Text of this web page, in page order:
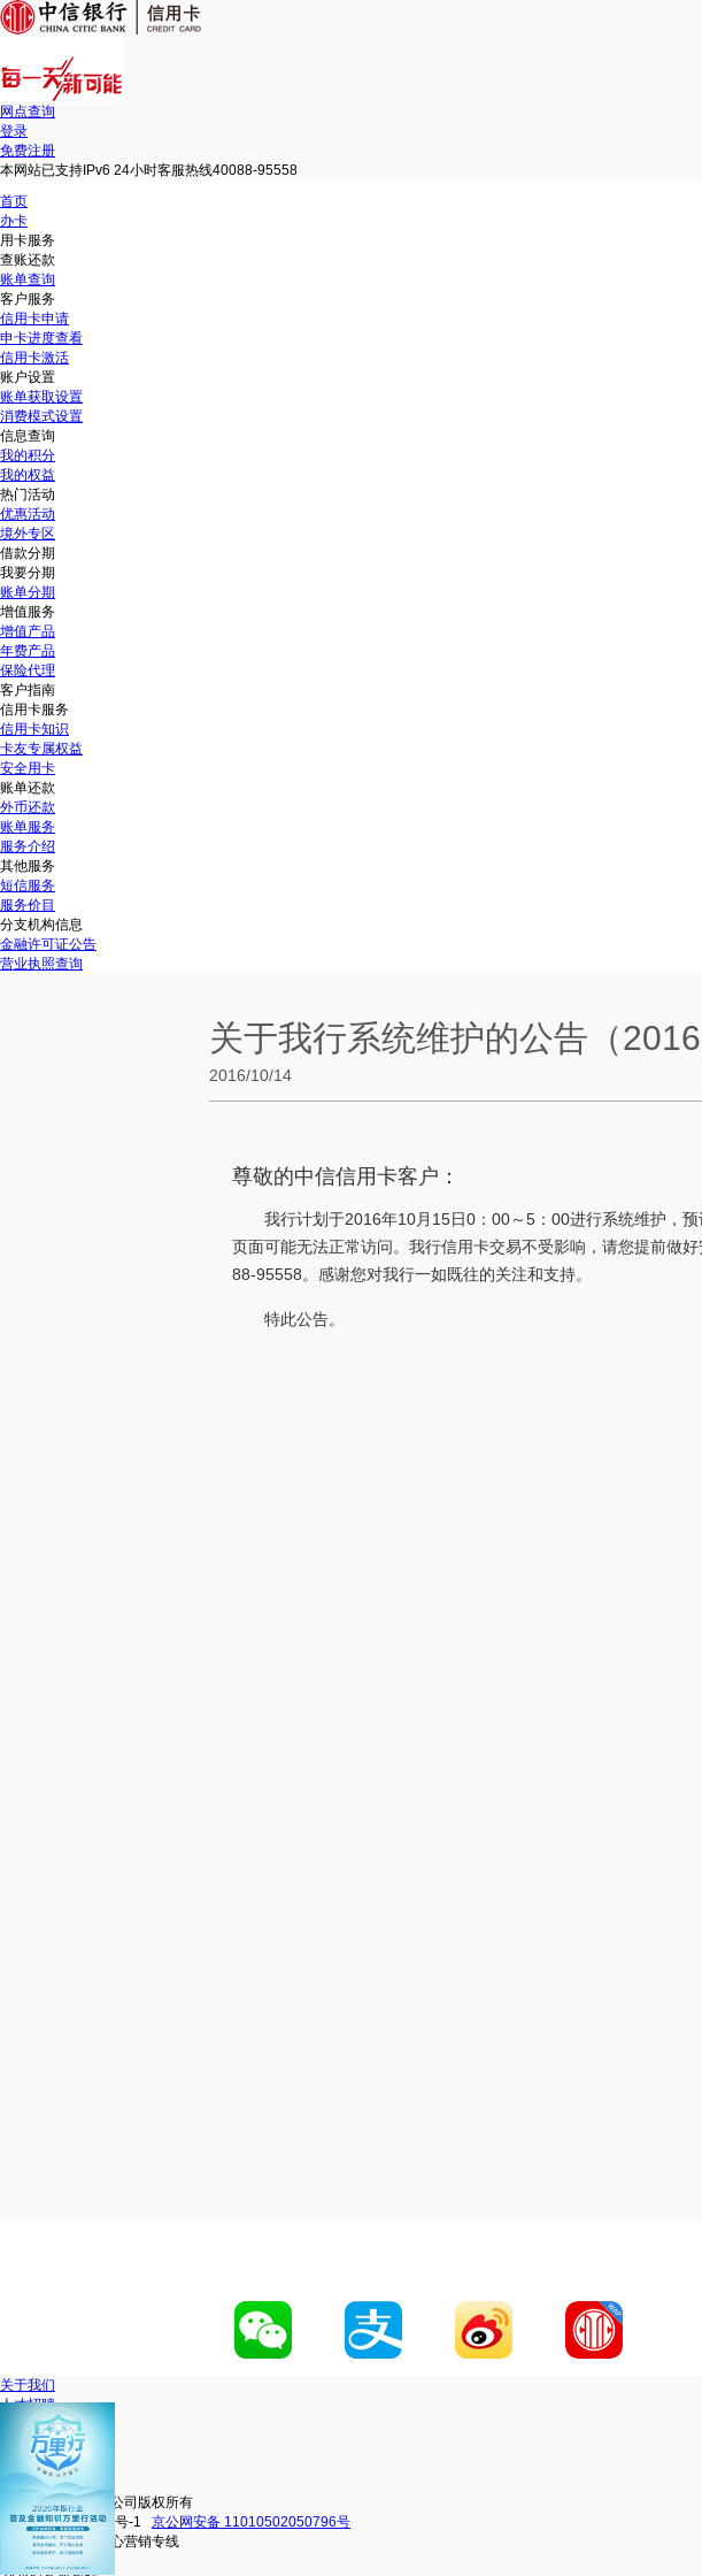
网点查询
登录
免费注册
本网站已支持IPv6 24小时客服热线40088-95558
首页
办卡
用卡服务
查账还款
账单查询
客户服务
信用卡申请
申卡进度查看
信用卡激活
账户设置
账单获取设置
消费模式设置
信息查询
我的积分
我的权益
热门活动
优惠活动
境外专区
借款分期
我要分期
账单分期
增值服务
增值产品
年费产品
保险代理
客户指南
信用卡服务
信用卡知识
卡友专属权益
安全用卡
账单还款
外币还款
账单服务
服务介绍
其他服务
短信服务
服务价目
分支机构信息
金融许可证公告
营业执照查询
关于我行系统维护的公告（
2016/10/14
尊敬的中信信用卡客户：
我行计划于2016年10月15日0：00～5：00进行系统维护，
页面可能无法正常访问。我行信用卡交易不受影响，请您提前做
88-95558。感谢您对我行一如既往的关注和支持。
特此公告。
关于我们
人才招聘
网站地图
联系我们
移动官网
动卡空间
中信银行股份有限公司版权所有
京ICP备16038101号-1
京公网安备 11010502050796号
中信银行信用卡中心营销专线
4000895558